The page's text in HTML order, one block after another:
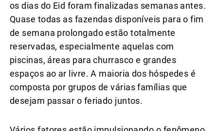
os dias do Eid foram finalizadas semanas antes.
Quase todas as fazendas disponíveis para o fim
de semana prolongado estão totalmente
reservadas, especialmente aquelas com
piscinas, áreas para churrasco e grandes
espaços ao ar livre. A maioria dos hóspedes é
composta por grupos de várias famílias que
desejam passar o feriado juntos.